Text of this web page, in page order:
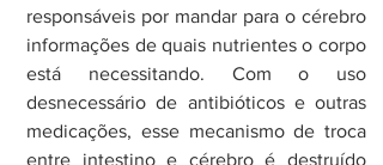
responsáveis por mandar para o cérebro
informações de quais nutrientes o corpo
está necessitando. Com o uso
desnecessário de antibióticos e outras
medicações, esse mecanismo de troca
entre intestino e cérebro é destruído